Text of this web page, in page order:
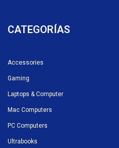
CATEGORÍAS
Accessories
Gaming
Laptops & Computer
Mac Computers
PC Computers
Ultrabooks